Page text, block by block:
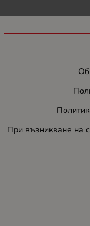
При възникване на